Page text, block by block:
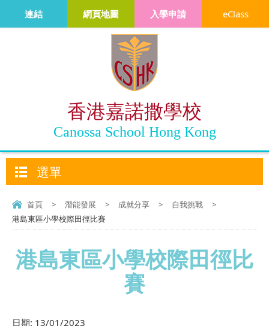
香港嘉諾撒學校
Canossa School Hong Kong
連結 網頁地圖 入學申請 eClass
選單
首頁 > 潛能發展 > 成就分享 > 自我挑戰
>
港島東區小學校際田徑比賽
港島東區小學校際田徑比
賽
日期: 13/01/2023